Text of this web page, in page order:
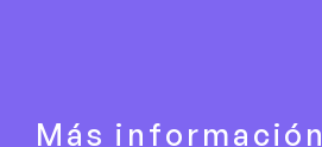
Más información